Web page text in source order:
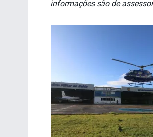
informações são de